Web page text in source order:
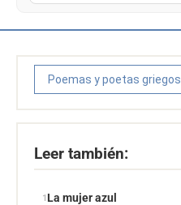
Poemas y poetas griegos
Leer también:
La mujer azul